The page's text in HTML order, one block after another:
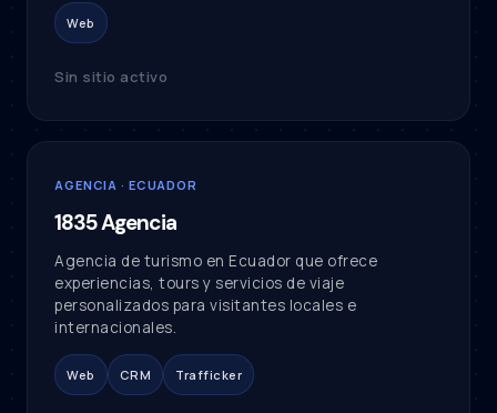
Web
Sin sitio activo
AGENCIA · ECUADOR
1835 Agencia
Agencia de turismo en Ecuador que ofrece
experiencias, tours y servicios de viaje
personalizados para visitantes locales e
internacionales.
Web CRM Trafficker